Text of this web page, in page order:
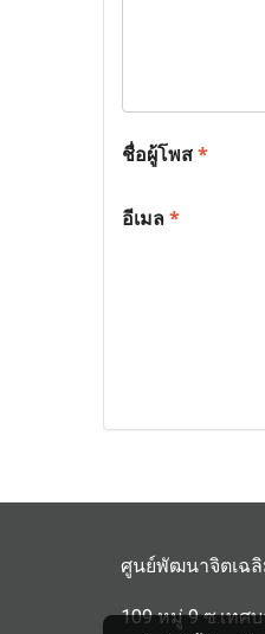
ชื่อผู้โพส*
อีเมล*
ศูนย์พัฒนาจิตเฉลิ
109 หมู่ 9 ซ.เทศ